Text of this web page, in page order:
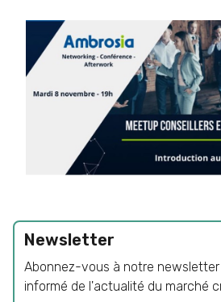
Newsletter
Abonnez-vous à notre
informé de l'actualité du marché